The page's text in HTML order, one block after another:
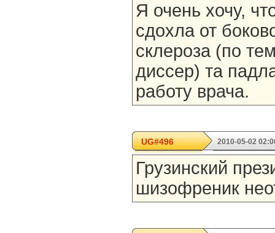
Я очень хочу,
сдохла от
склероза (по
диссер) та
работу врача.
UG#496 2010-05-02
Грузинский
шизофреник